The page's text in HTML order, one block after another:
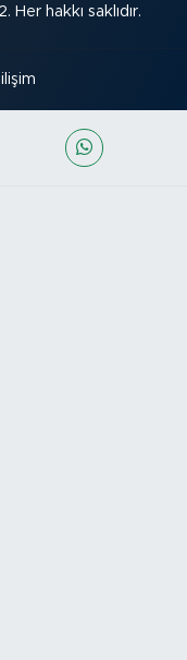
hakkı saklıdır.